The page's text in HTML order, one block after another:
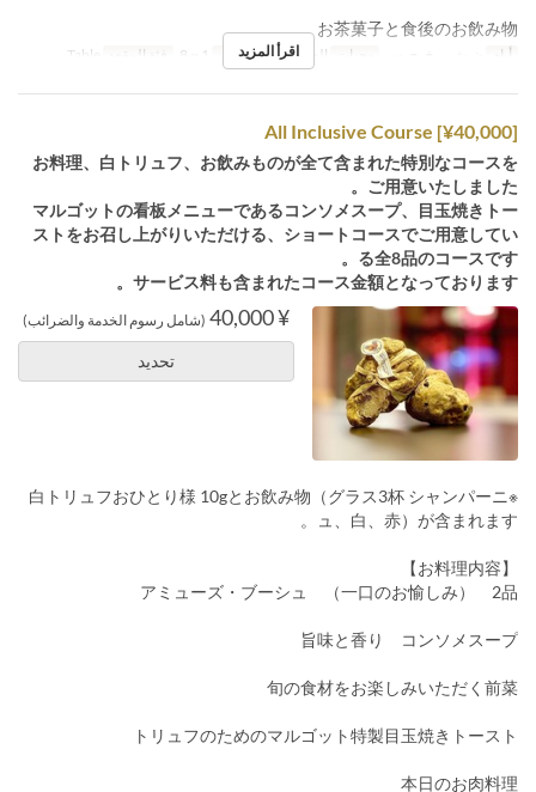
お茶菓子と食後のお飲み物
أيام وجبات العشاء حد الطلب فئة المقعد اقرأ المزيد
All Inclusive Course [¥40,000]
お料理、白トリュフ、お飲みものが全て含まれた特別なコースを
ご用意いたしました。
マルゴットの看板メニューであるコンソメスープ、目玉焼きトー
ストをお召し上がりいただける、ショートコースでご用意してい
る全8品のコースです。
サービス料も含まれたコース金額となっております。
¥ 40,000 (شامل رسوم الخدمة والضرائب)
تحديد
※白トリュフおひとり様 10gとお飲み物（グラス3杯 シャンパーニ
ュ、白、赤）が含まれます。
【お料理内容】
アミューズ・ブーシュ （一口のお愉しみ） 2品
旨味と香り コンソメスープ
旬の食材をお楽しみいただく前菜
トリュフのためのマルゴット特製目玉焼きトースト
本日のお肉料理